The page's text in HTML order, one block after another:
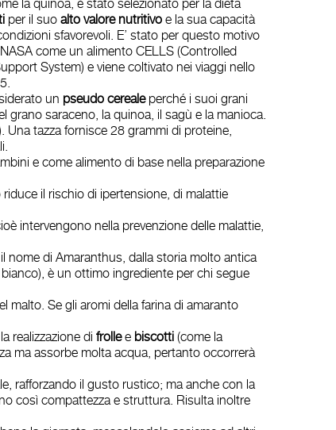
la quinoa, è stato selezionato per la dieta
per il suo alto valore nutritivo e la sua capacità
sfavorevoli. E’ stato per questo motivo
come un alimento CELLS (Controlled
System) e viene coltivato nei viaggi nello
un pseudo cerealeperché i suoi grani
grano saraceno, la quinoa, il sagù e la manioca.
tazza fornisce 28 grammi di proteine,
e come alimento di base nella preparazione
il rischio di ipertensione, di malattie
intervengono nella prevenzione delle malattie,
nome di Amaranthus, dalla storia molto antica
è un ottimo ingrediente per chi segue
malto. Se gli aromi della farina di amaranto
realizzazione di frollee biscotti (come la
ma assorbe molta acqua, pertanto occorrerà
rafforzando il gusto rustico; ma anche con la
così compattezza e struttura. Risulta inoltre